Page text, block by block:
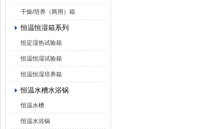
干燥/培养（两用）箱
恒温恒湿箱系列
恒定湿热试验箱
恒温恒湿试验箱
恒温恒湿培养箱
恒温水槽水浴锅
恒温水槽
恒温水浴锅